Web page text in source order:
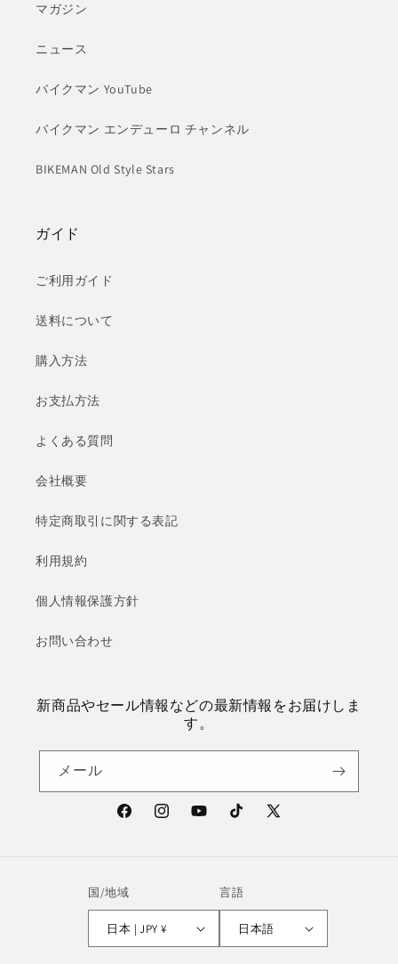
マガジン
ニュース
バイクマン YouTube
バイクマン エンデューロ チャンネル
BIKEMAN Old Style Stars
ガイド
ご利用ガイド
送料について
購入方法
お支払方法
よくある質問
会社概要
特定商取引に関する表記
利用規約
個人情報保護方針
お問い合わせ
新商品やセール情報などの最新情報をお届けしま
す。
メール
FacebookInstagramYouTubeTikTok
X
国/地域
日本 | JPY ¥
言語
日本語